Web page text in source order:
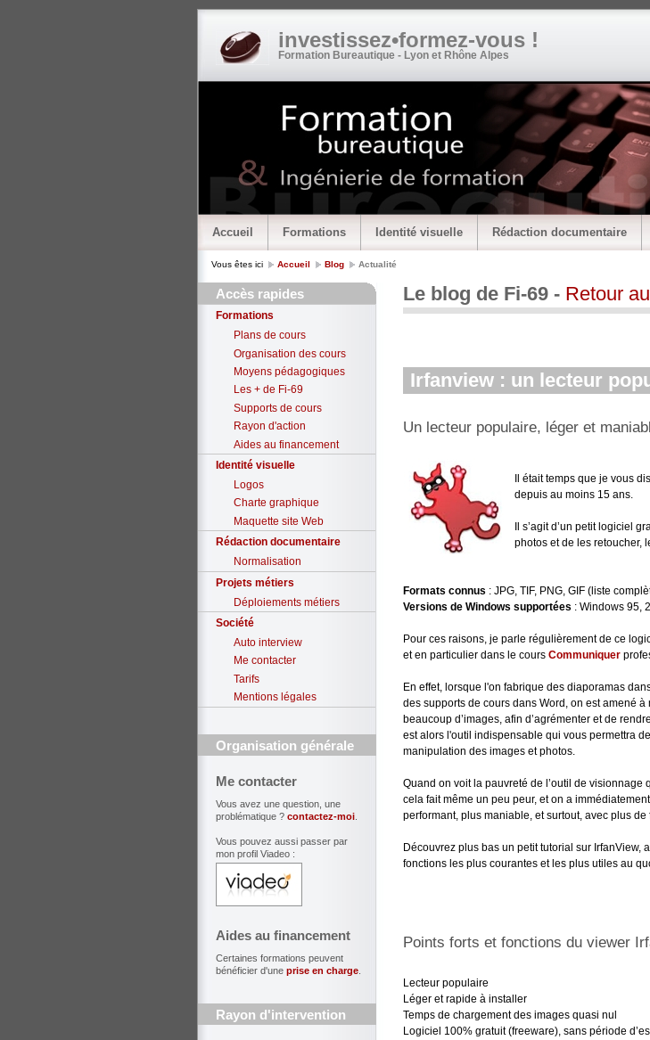
investissez•formez-vous !
Formation Bureautique - Lyon et Rhône Alpes
Accueil Formations Identité visuelle Rédaction documentaire
Vous êtes ici Accueil Blog Actualité
Accès rapides
Formations
Plans de cours
Organisation des cours
Moyens pédagogiques
Les + de Fi-69
Supports de cours
Rayon d'action
Aides au financement
Identité visuelle
Logos
Charte graphique
Maquette site Web
Rédaction documentaire
Normalisation
Projets métiers
Déploiements métiers
Société
Auto interview
Me contacter
Tarifs
Mentions légales
Organisation générale
Me contacter
Vous avez une question, une
problématique ? contactez-moi
Vous pouvez aussi passer par
mon profil Viadeo :
Aides au financement
Certaines formations peuvent
bénéficier d'une prise en charge
Rayon d'intervention
Le blog de Fi-69 - Retour
Irfanview : un lecteur
Un lecteur populaire, léger et
Il était temps que je vous
depuis au moins 15 ans.
Il s’agit d’un petit logiciel
photos et de les retoucher,
Formats connus : JPG, TIF, PNG, GIF (liste
Versions de Windows supportées : Windows 95,
Pour ces raisons, je parle régulièrement de ce
et en particulier dans le cours Communiquer
En effet, lorsque l'on fabrique des diaporamas
des supports de cours dans Word, on est amené
beaucoup d’images, afin d’agrémenter et de
est alors l'outil indispensable qui vous permettra
manipulation des images et photos.
Quand on voit la pauvreté de l’outil de visionnage
cela fait même un peu peur, et on a
performant, plus maniable, et surtout, avec plus de
Découvrez plus bas un petit tutorial sur IrfanView,
fonctions les plus courantes et les plus utiles au
Points forts et fonctions du viewer
Lecteur populaire
Léger et rapide à installer
Temps de chargement des images quasi nul
Logiciel 100% gratuit (freeware), sans période